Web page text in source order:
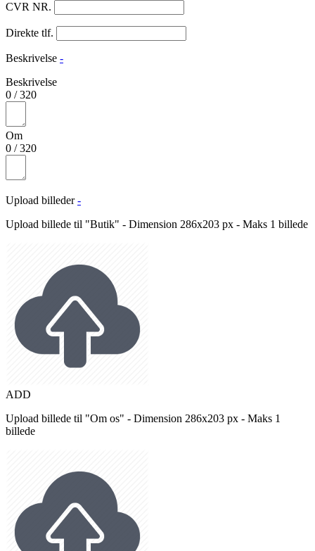
CVR NR.
Direkte tlf.
Beskrivelse -
Beskrivelse
0 /320
Om
0 /320
Upload billeder -
Upload billede til "Butik" - Dimension 286x203 px - Maks 1 billede
ADD
Upload billede til "Om os" - Dimension 286x203 px - Maks 1
billede